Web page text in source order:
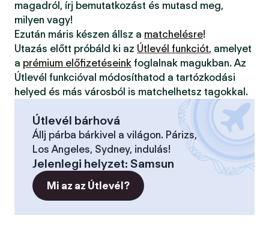
magadról, írj bemutatkozást és mutasd meg,
milyen vagy!
Ezután máris készen állsz a matchelésre!
Utazás előtt próbáld ki az Útlevél funkciót, amelyet
a prémium előfizetéseink foglalnak magukban. Az
Útlevél funkcióval módosíthatod a tartózkodási
helyed és más városból is matchelhetsz tagokkal.
Útlevél bárhová
Állj párba bárkivel a világon. Párizs,
Los Angeles, Sydney, indulás!
Jelenlegi helyzet: Samsun
Mi az az Útlevél?